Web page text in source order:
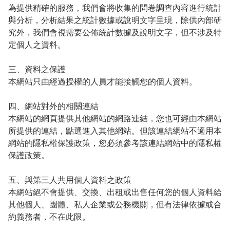
為提供精確的服務，我們會將收集的問卷調查內容進行統計
與分析，分析結果之統計數據或說明文字呈現，除供內部研
究外，我們會視需要公佈統計數據及說明文字，但不涉及特
定個人之資料。
三、資料之保護
本網站只由經過授權的人員才能接觸您的個人資料。
四、網站對外的相關連結
本網站的網頁提供其他網站的網路連結，您也可經由本網站
所提供的連結，點選進入其他網站。但該連結網站不適用本
網站的隱私權保護政策，您必須參考該連結網站中的隱私權
保護政策。
五、與第三人共用個人資料之政策
本網站絕不會提供、交換、出租或出售任何您的個人資料給
其他個人、團體、私人企業或公務機關，但有法律依據或合
約義務者，不在此限。